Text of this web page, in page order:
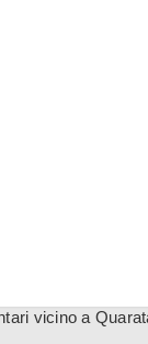
vicino a